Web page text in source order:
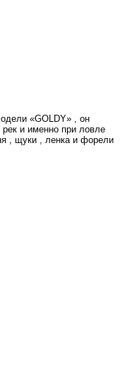
«GOLDY» , он
и именно при ловле
, щуки , ленка и форели